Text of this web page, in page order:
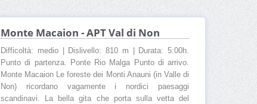
Monte Macaion - APT Val di Non
Difficoltà: medio | Dislivello: 810 m | Durata: 5:00h.
Punto di partenza. Ponte Rio Malga Punto di arrivo.
Monte Macaion Le foreste dei Monti Anauni (in Valle di
Non) ricordano vagamente i nordici paesaggi
scandinavi. La bella gita che porta sulla vetta del